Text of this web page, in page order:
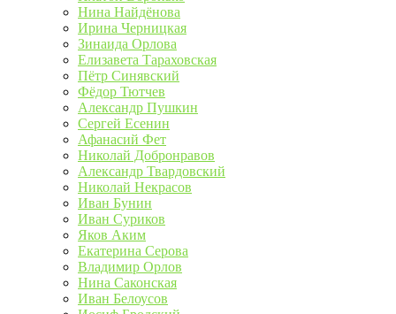
Нина Найдёнова
Ирина Черницкая
Зинаида Орлова
Елизавета Тараховская
Пётр Синявский
Фёдор Тютчев
Александр Пушкин
Сергей Есенин
Афанасий Фет
Николай Добронравов
Александр Твардовский
Николай Некрасов
Иван Бунин
Иван Суриков
Яков Аким
Екатерина Серова
Владимир Орлов
Нина Саконская
Иван Белоусов